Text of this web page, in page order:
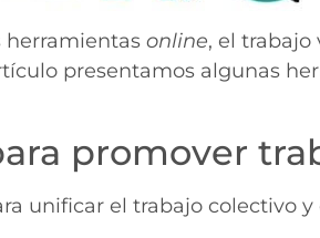
herramientas online, el trabajo
presentamos algunas
promover
unificar el trabajo colectivo